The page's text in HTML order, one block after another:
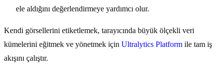
ele aldığını değerlendirmeye yardımcı olur.
Kendi görsellerini etiketlemek, tarayıcında büyük ölçekli veri
kümelerini eğitmek ve yönetmek için Ultralytics Platform ile tam iş
akışını çalıştır.